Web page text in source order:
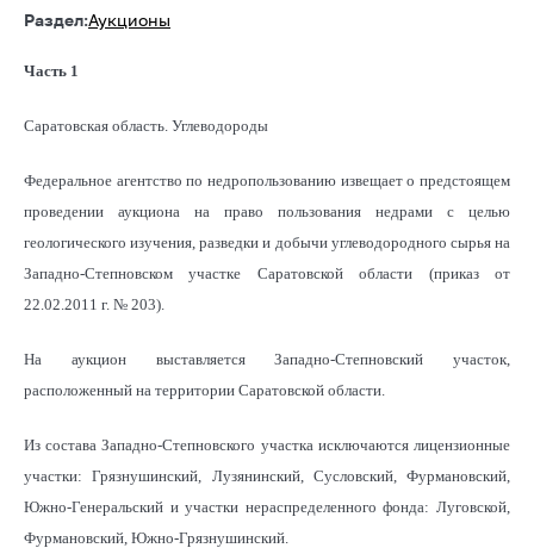
Раздел:Аукционы
Часть 1
Саратовская область. Углеводороды
Федеральное агентство по недропользованию извещает о предстоящем
проведении аукциона на право пользования недрами с целью
геологического изучения, разведки и добычи углеводородного сырья на
Западно-Степновском участке Саратовской области (приказ от
22.02.2011 г. № 203).
На аукцион выставляется Западно-Степновский участок,
расположенный на территории Саратовской области.
Из состава Западно-Степновского участка исключаются лицензионные
участки: Грязнушинский, Лузянинский, Сусловский, Фурмановский,
Южно-Генеральский и участки нераспределенного фонда: Луговской,
Фурмановский, Южно-Грязнушинский.